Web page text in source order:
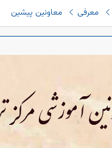
معرفی معاونین پیشین